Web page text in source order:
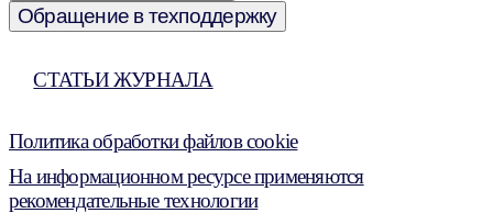
Обращение в техподдержку
СТАТЬИ ЖУРНАЛА
Политика обработки файлов cookie
На информационном ресурсе применяются
рекомендательные технологии